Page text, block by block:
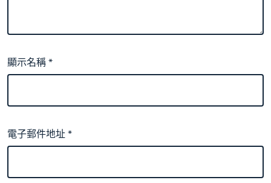
顯示名稱*
電子郵件地址*